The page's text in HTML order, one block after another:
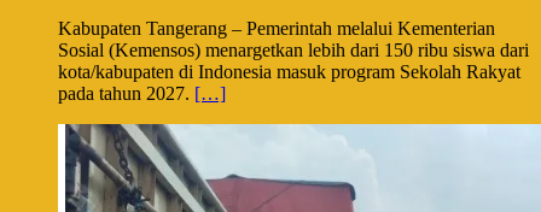
Kabupaten Tangerang – Pemerintah melalui Kementerian
Sosial (Kemensos) menargetkan lebih dari 150 ribu siswa dari
kota/kabupaten di Indonesia masuk program Sekolah Rakyat
pada tahun 2027. […]